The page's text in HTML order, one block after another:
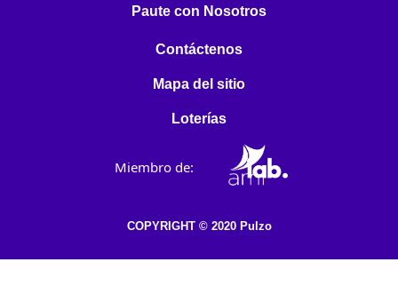
Paute con Nosotros
Contáctenos
Mapa del sitio
Loterías
Miembro de:
COPYRIGHT © 2020 Pulzo